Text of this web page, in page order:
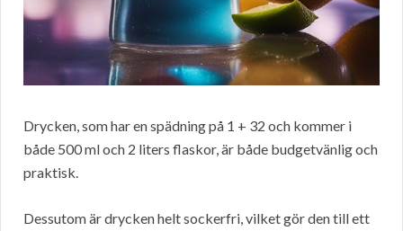
Drycken, som har en spädning på 1 + 32 och kommer i
både 500 ml och 2 liters flaskor, är både budgetvänlig och
praktisk.
Dessutom är drycken helt sockerfri, vilket gör den till ett